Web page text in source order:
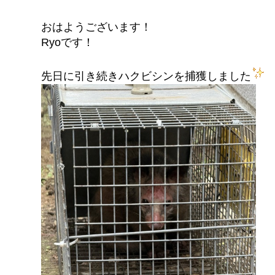
おはようございます！
Ryoです！
先日に引き続きハクビシンを捕獲しました